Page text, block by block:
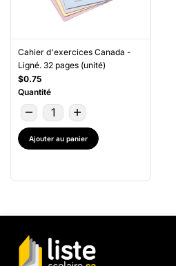
Cahier d'exercices Canada -
Ligné. 32 pages (unité)
$0.75
Quantité
Ajouter au panier